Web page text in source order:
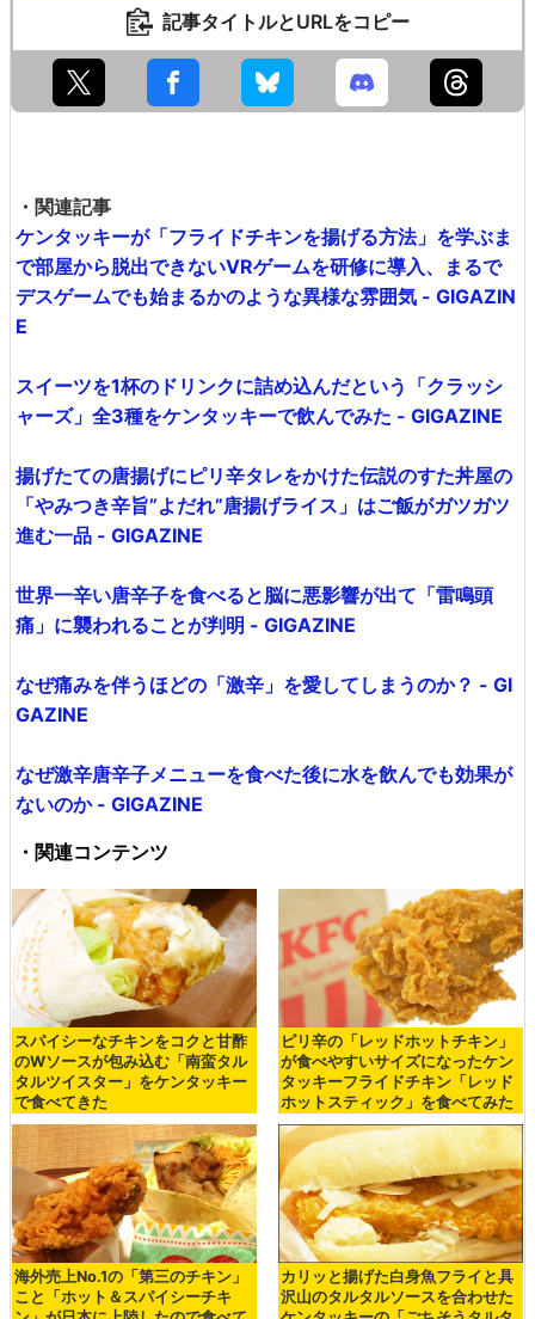
記事タイトルとURLをコピー
・関連記事
ケンタッキーが「フライドチキンを揚げる方法」を学ぶま
で部屋から脱出できないVRゲームを研修に導入、まるで
デスゲームでも始まるかのような異様な雰囲気 - GIGAZIN
E
スイーツを1杯のドリンクに詰め込んだという「クラッシ
ャーズ」全3種をケンタッキーで飲んでみた - GIGAZINE
揚げたての唐揚げにピリ辛タレをかけた伝説のすた丼屋の
「やみつき辛旨”よだれ”唐揚げライス」はご飯がガツガツ
進む一品 - GIGAZINE
世界一辛い唐辛子を食べると脳に悪影響が出て「雷鳴頭
痛」に襲われることが判明 - GIGAZINE
なぜ痛みを伴うほどの「激辛」を愛してしまうのか？ - GI
GAZINE
なぜ激辛唐辛子メニューを食べた後に水を飲んでも効果が
ないのか - GIGAZINE
・関連コンテンツ
スパイシーなチキンをコクと甘酢
のWソースが包み込む「南蛮タル
タルツイスター」をケンタッキー
で食べてきた
ピリ辛の「レッドホットチキン」
が食べやすいサイズになったケン
タッキーフライドチキン「レッド
ホットスティック」を食べてみた
海外売上No.1の「第三のチキン」
こと「ホット＆スパイシーチキ
カリッと揚げた白身魚フライと具
沢山のタルタルソースを合わせた